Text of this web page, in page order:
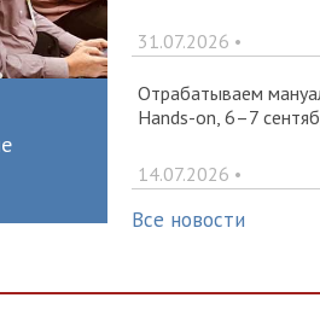
31.07.2026 •
Отрабатываем
Hands-on, 6–7
14.07.2026 •
Все новости